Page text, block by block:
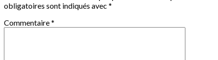
obligatoires sont indiqués avec *
Commentaire*